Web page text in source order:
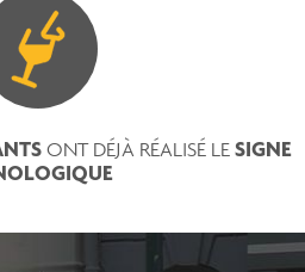
ONT DÉJÀ RÉALISÉ LE SIGNE